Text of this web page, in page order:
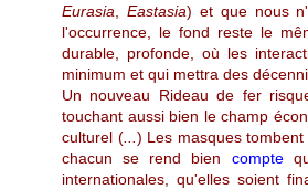
Eurasia
Eastasia) et que nous
l'occurrence, le fond reste le
durable, profonde, où les
minimum et qui mettra des
Un nouveau Rideau de fer
touchant aussi bien le champ
culturel (... ) Les masques
chacun se rend bien compte
internationales, qu'elles soient